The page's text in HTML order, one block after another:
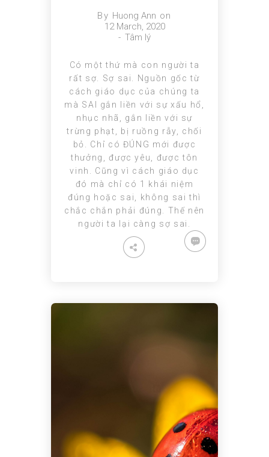
By Huong Ann on
12 March, 2020
-Tâm lý
Có một thứ mà con người ta
rất sợ. Sợ sai. Nguồn gốc từ
cách giáo dục của chúng ta
mà SAI gắn liền với sự xấu hổ,
nhục nhã, gắn liền với sự
trừng phạt, bị ruồng rẫy, chối
bỏ. Chỉ có ĐÚNG mới được
thưởng, được yêu, được tôn
vinh. Cũng vì cách giáo dục
đó mà chỉ có 1 khái niệm
đúng hoặc sai, không sai thì
chắc chắn phải đúng. Thế nên
người ta lại càng sợ sai.